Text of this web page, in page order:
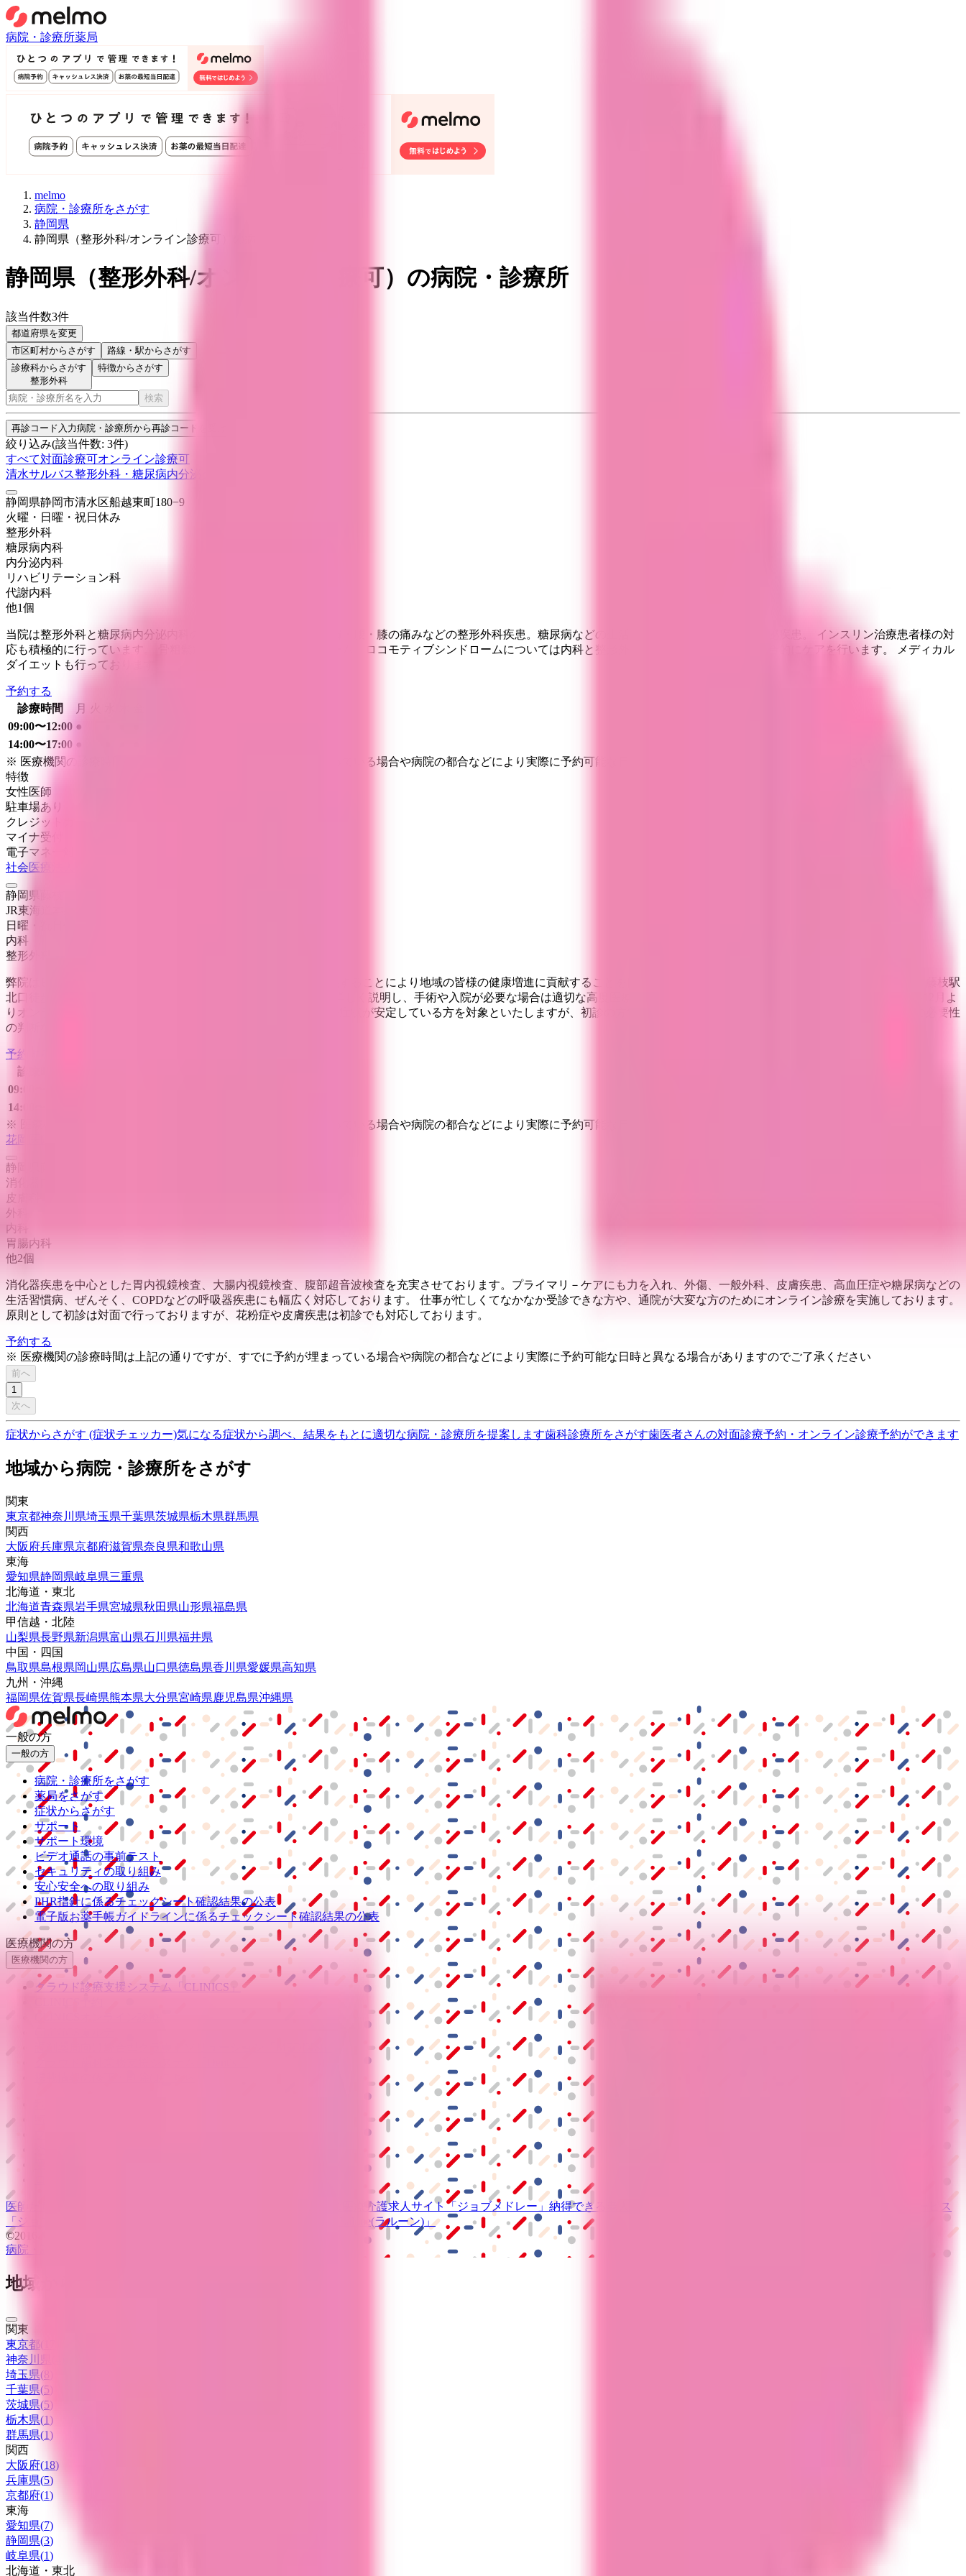
病院・診療所薬局
melmo
病院・診療所をさがす
静岡県
静岡県（整形外科/オンライン診療可）の病院・クリニック
静岡県（整形外科/オンライン診療可） の病院・診療所
該当件数3件
都道府県を変更
市区町村からさがす 路線・駅からさがす
診療科からさがす
整形外科
特徴からさがす
検索
再診コード入力病院・診療所から再診コードを受け取った方はこちら
絞り込み(該当件数: 3件)
すべて対面診療可オンライン診療可
清水サルバス整形外科・糖尿病内分泌クリニック
静岡県静岡市清水区船越東町180−9
火曜・日曜・祝日 休み
整形外科
糖尿病内科
内分泌内科
リハビリテーション科
代謝内科
他1個
当院は整形外科と糖尿病内分泌内科のクリニックです。 外傷や肩・腰・膝の痛みなどの整形外科疾患。糖尿病などの生活習慣病や、甲状腺など内分泌疾患。 インスリン治療患者様の対
応も積極的に行っています。 骨粗鬆症、メタボリックシンドローム、ロコモティブシンドロームについては内科と整形外科の両方のアプローチで総合的にケアを行います。 メディカル
ダイエットも行っております。
予約する
診療時間
月 火
09:00〜12:00 ●
14:00〜17:00
※ 医療機関の診療時間は上記の通りですが、すでに予約が埋まっている場合や病院の都合などにより実際に予約可能な日時と異なる場合がありますのでご了承ください
特徴
女性医師
駐車場あり
クレジットカード対応
マイナ受付
電子マネー対応
社会医療法人駿甲会 藤枝駅前クリニック
静岡県藤枝市駅前1丁目8番3号藤枝ミキネ2階
JR東海道本線(熱海～浜松)
日曜・祝日
内科
整形外科
弊院はヒューマニティとサイエンスに基づいた良好な医療を提供することにより地域の皆様の健康増進に貢献することを目指している複数の診療科を有する総合クリニックです。藤枝駅
北口徒歩1分と便利な立地です。病気の状態や治療法を患者様に詳しく説明し、手術や入院が必要な場合は適切な高度医療機関へ紹介いたします。 患者様の利便性に配慮し2022年12月よ
りオンライン診療を始めました。導入期には当院にかかりつけで症状が安定している方を対象といたしますが、初診の方でも発熱や痛みで受診が困難な場合には薬の処方や受診の必要性
の判断などを行います。
予約する
診療時間
09:00〜12:00
14:00〜17:30
※ 医療機関の診療時間は上記の通りですが、すでに予約が埋まっている場合や病院の都合などにより実際に予約可能な日時と異なる場合がありますのでご了承ください
花岡医院
静岡県藤枝市岡部町内谷1740-4
消化器内科
皮膚科
外科
内科
胃腸内科
他2個
消化器疾患を中心とした胃内視鏡検査、大腸内視鏡検査、腹部超音波検査を充実させております。プライマリ－ケアにも力を入れ、外傷、一般外科、皮膚疾患、高血圧症や糖尿病などの
生活習慣病、ぜんそく、COPDなどの呼吸器疾患にも幅広く対応しております。 仕事が忙しくてなかなか受診できな方や、通院が大変な方のためにオンライン診療を実施しております。
原則として初診は対面で行っておりますが、花粉症や皮膚疾患は初診でも対応しております。
予約する
※ 医療機関の診療時間は上記の通りですが、すでに予約が埋まっている場合や病院の都合などにより実際に予約可能な日時と異なる場合がありますのでご了承ください
前へ
1
次へ
症状からさがす (症状チェッカー)気になる症状から調べ、結果をもとに適切な病院・診療所を提案します歯科診療所をさがす歯医者さんの対面診療予約・オンライン診療予約ができます
地域から病院・診療所をさがす
関東
東京都神奈川県埼玉県千葉県茨城県栃木県群馬県
関西
大阪府兵庫県京都府滋賀県奈良県和歌山県
東海
愛知県静岡県岐阜県三重県
北海道・東北
北海道青森県岩手県宮城県秋田県山形県福島県
甲信越・北陸
山梨県長野県新潟県富山県石川県福井県
中国・四国
鳥取県島根県岡山県広島県山口県徳島県香川県愛媛県高知県
九州・沖縄
福岡県佐賀県長崎県熊本県大分県宮崎県鹿児島県沖縄県
一般の方
一般の方
病院・診療所をさがす
薬局をさがす
症状からさがす
サポート
サポート環境
ビデオ通話の事前テスト
セキュリティの取り組み
安心安全への取り組み
PHR指針に係るチェックシート確認結果の公表
電子版お薬手帳ガイドラインに係るチェックシート確認結果の公表
医療機関の方
医療機関の方
クラウド診療支援システム
「CLINICS」
医師たちがつくる 医療介護求人サイト 「ジョブメドレー」 納得できる
動画研修サービス
「ジョブメドレー
「Lalune(ラルーン)」
©2016 MEDLEY, INC.
病院・診療所
地域からさがす
関東
東京都
神奈川県
埼玉県(8
千葉県(5
茨城県(5)
栃木県(1)
群馬県(1)
関西
大阪府(18)
兵庫県(5)
京都府(1)
東海
愛知県(7)
静岡県(3)
岐阜県(1)
北海道・東北